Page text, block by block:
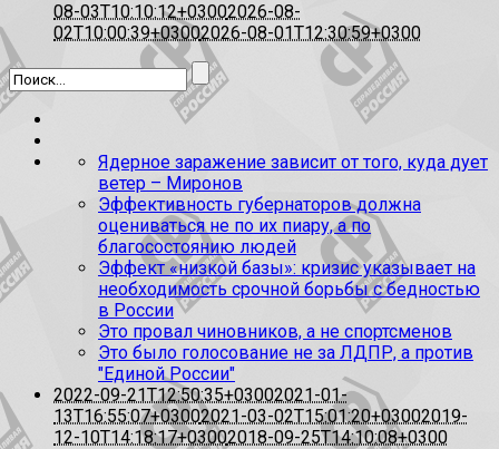
08-03T10:10:12+03002026-08-
02T10:00:39+03002026-08-01T12:30:59+0300
Ядерное заражение зависит от того, куда дует
ветер – Миронов
Эффективность губернаторов должна
оцениваться не по их пиару, а по
благосостоянию людей
Эффект «низкой базы»: кризис указывает на
необходимость срочной борьбы с бедностью
в России
Это провал чиновников, а не спортсменов
Это было голосование не за ЛДПР, а против
"Единой России"
2022-09-21T12:50:35+03002021-01-
13T16:55:07+03002021-03-02T15:01:20+03002019-
12-10T14:18:17+03002018-09-25T14:10:08+0300